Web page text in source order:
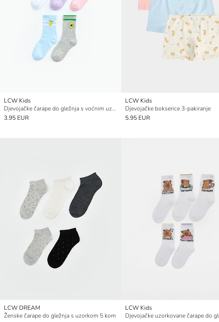
LCW Kids
Djevojačke čarape do gležnja s voćnim uzorkom, pakiranje od 5 komada
3.95 EUR
LCW Kids
Djevojačke bokserice 3-pakiranje
5.95 EUR
LCW DREAM
Ženske čarape do gležnja s uzorkom 5 kom
LCW Kids